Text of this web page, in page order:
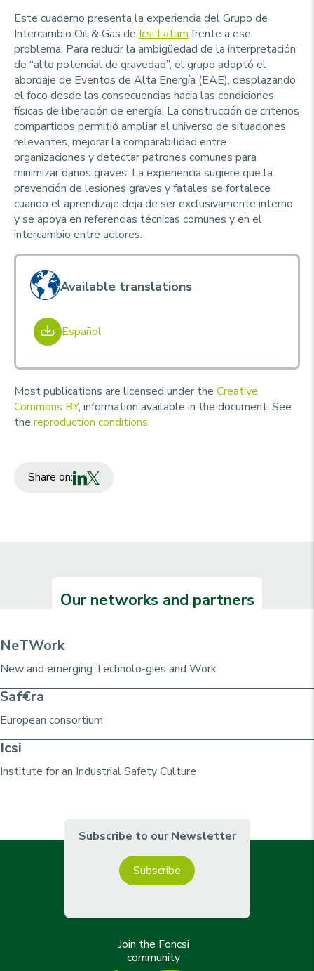
Este cuaderno presenta la experiencia del Grupo de
Intercambio Oil & Gas de Icsi Latam frente a ese
problema. Para reducir la ambigüedad de la interpretación
de “alto potencial de gravedad”, el grupo adoptó el
abordaje de Eventos de Alta Energía (EAE), desplazando
el foco desde las consecuencias hacia las condiciones
físicas de liberación de energía. La construcción de criterios
compartidos permitió ampliar el universo de situaciones
relevantes, mejorar la comparabilidad entre
organizaciones y detectar patrones comunes para
minimizar daños graves. La experiencia sugiere que la
prevención de lesiones graves y fatales se fortalece
cuando el aprendizaje deja de ser exclusivamente interno
y se apoya en referencias técnicas comunes y en el
intercambio entre actores.
Available translations
Español
Most publications are licensed under the Creative
Commons BY, information available in the document. See
the reproduction conditions.
Share on:
Our networks and partners
NeTWork
New and emerging Technolo-gies and Work
Saf€ra
European consortium
Icsi
Institute for an Industrial Safety Culture
Subscribe to our Newsletter
Subscribe
Join the Foncsi
community